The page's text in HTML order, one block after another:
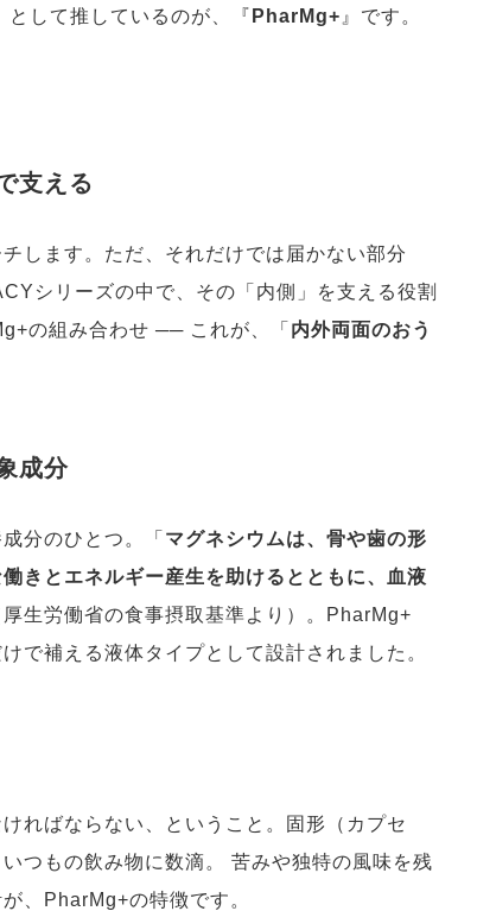
して推しているのが、『 PharMg+ 』です。
支える
します。ただ、それだけでは届かない部分
シリーズの中で、その「内側」を支える役割
の組み合わせ ── これが、「 内外両面のおう
成分
分のひとつ。「 マグネシウムは、骨や歯の形
きとエネルギー産生を助けるとともに、血液
厚生労働省の食事摂取基準より）。PharMg+
で補える液体タイプとして設計されました。
ればならない、ということ。固形（カプセ
つもの飲み物に数滴。 苦みや独特の風味を残
、PharMg+の特徴です。